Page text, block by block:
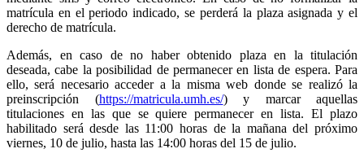
matrícula en el periodo indicado, se perderá la plaza asignada y el
derecho de matrícula.
Además, en caso de no haber obtenido plaza en la titulación
deseada, cabe la posibilidad de permanecer en lista de espera. Para
ello, será necesario acceder a la misma web donde se realizó la
preinscripción (https://matricula.umh.es/) y marcar aquellas
titulaciones en las que se quiere permanecer en lista. El plazo
habilitado será desde las 11:00 horas de la mañana del próximo
viernes, 10 de julio, hasta las 14:00 horas del 15 de julio.